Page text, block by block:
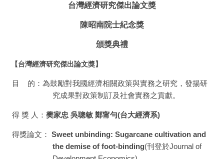
台灣經濟研究傑出論文獎
陳昭南院士紀念獎
頒獎典禮
【台灣經濟研究傑出論文獎】
目
的：為鼓勵對我國經濟相關政策與實務之研究，發揚研
究成果對政策制訂及社會實務之貢獻。
得 獎 人：樊家忠 吳聰敏 鄭甯勻(台大經濟系)
得獎論文： Sweet unbinding: Sugarcane cultivation and
the demise of foot-binding(刊登於Journal of